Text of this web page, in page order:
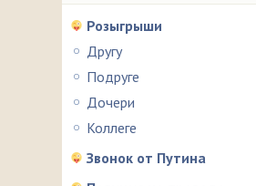
Розыгрыши
Другу
Подруге
Дочери
Коллеге
Звонок от Путина